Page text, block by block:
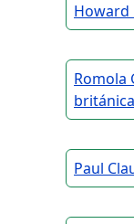
Romola
británica
Paul